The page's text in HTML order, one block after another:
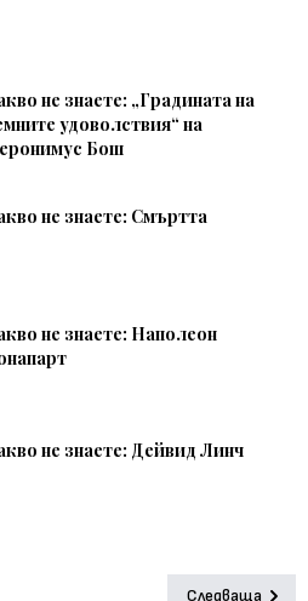
не знаете: „Градината на
удоволствия“ на
Бош
не знаете: Смъртта
не знаете: Наполеон
не знаете: Дейвид Линч
Следваща